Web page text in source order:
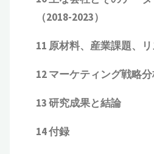
（2018-2023）
11 原材料、産業課題、
12 マーケティング戦略
13 研究成果と結論
14 付録